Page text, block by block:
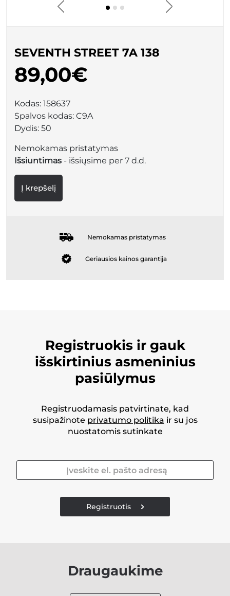
SEVENTH STREET 7A 138
89,00€
Kodas: 158637
Spalvos kodas: C9A
Dydis: 50
Nemokamas pristatymas
Išsiuntimas - išsiųsime per 7 d.d.
Į krepšelį
Nemokamas pristatymas
Geriausios kainos garantija
Registruokis ir gauk
išskirtinius asmeninius
pasiūlymus
Registruodamasis patvirtinate, kad
susipažinote privatumo politika ir su jos
nuostatomis sutinkate
Registruotis
Draugaukime